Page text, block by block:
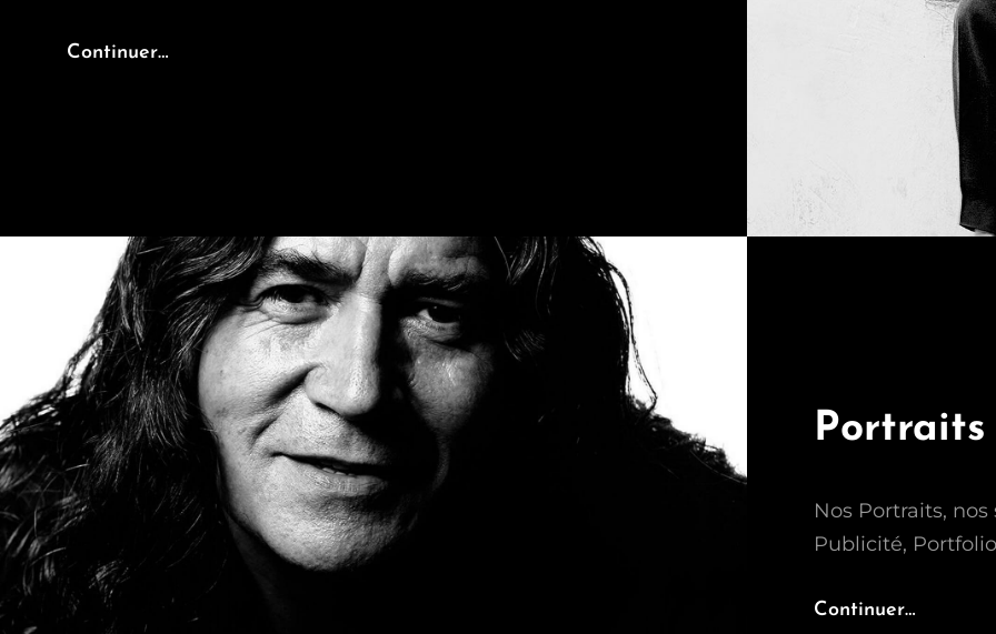
Continuer…
Portraits
Nos Portraits,
Publicité,
Continuer…